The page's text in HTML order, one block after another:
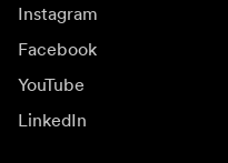
Instagram
Facebook
YouTube
LinkedIn